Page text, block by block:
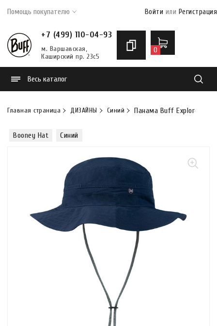
Помощь покупателю Войти или Регистрация
+7 (499) 110-04-93
м. Варшавская,
Каширский пр. 23с5
0
Весь каталог
Главная страница ДИЗАЙНЫ Синий Панама Buff Explore
Booney Hat Синий